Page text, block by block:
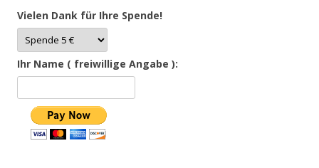
Vielen Dank für Ihre Spende!
Ihr Name ( freiwillige Angabe ):